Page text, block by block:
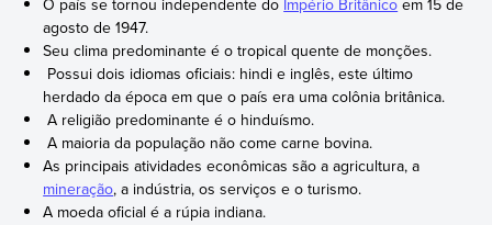
O país se tornou independente do Império Britânico em 15 de
agosto de 1947.
Seu clima predominante é o tropical quente de monções.
Possui dois idiomas oficiais: hindi e inglês, este último
herdado da época em que o país era uma colônia britânica.
A religião predominante é o hinduísmo.
A maioria da população não come carne bovina.
As principais atividades econômicas são a agricultura, a
mineração, a indústria, os serviços e o turismo.
A moeda oficial é a rúpia indiana.